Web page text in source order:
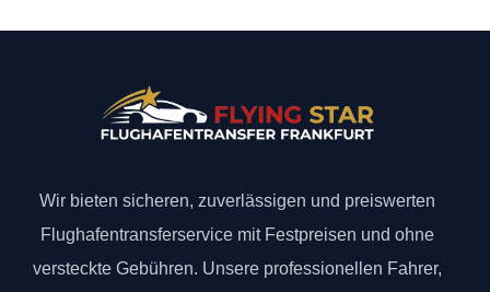
Wir bieten sicheren, zuverlässigen und preiswerten
Flughafentransferservice mit Festpreisen und ohne
versteckte Gebühren. Unsere professionellen Fahrer,